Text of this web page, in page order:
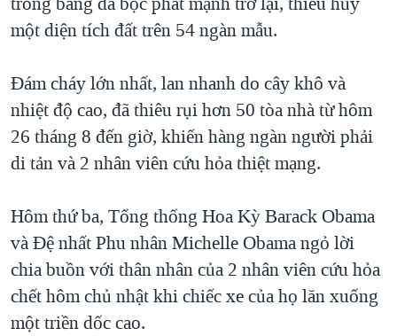
chính
Đi
"Tìm"
TỰ DO BÁO CHÍ
NGƯỜI VIỆT HẢI NGOẠI
ĐỜI SỐNG
KINH TẾ
SỨC KHOẺ
VĂN HOÁ
THỂ THAO
CHUYÊN ĐỀ
HÀNH TRÌNH BẦU CỬ 2024
MỘT NĂM CHIẾN TRANH TẠI DẢI GAZA
GIẢI MÃ VÀNH ĐAI & CON ĐƯỜNG
TRỊNH VĨNH BÌNH - NGƯỜI HẠ 'BÊN THẮNG CUỘC'
GROUND ZERO – XƯA VÀ NAY
CHI PHÍ CHIẾN TRANH AFGHANISTAN
CÁC GIÁ TRỊ CỘNG HÒA Ở VIỆT NAM
VIDEO
NGHE
MẠNG XÃ HỘI
Ngôn ngữ khác
một diện tích đất trên 54 ngàn mẫu.
Đám cháy lớn nhất, lan nhanh do cây khô và
nhiệt độ cao, đã thiêu rụi hơn 50 tòa nhà từ hôm
26 tháng 8 đến giờ, khiến hàng ngàn người phải
di tản và 2 nhân viên cứu hỏa thiệt mạng.
Hôm thứ ba, Tổng thống Hoa Kỳ Barack Obama
và Đệ nhất Phu nhân Michelle Obama ngỏ lời
chia buồn với thân nhân của 2 nhân viên cứu hỏa
chết hôm chủ nhật khi chiếc xe của họ lăn xuống
một triền dốc cao.